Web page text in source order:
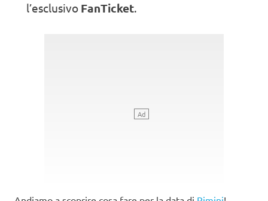
l’esclusivo FanTicket.